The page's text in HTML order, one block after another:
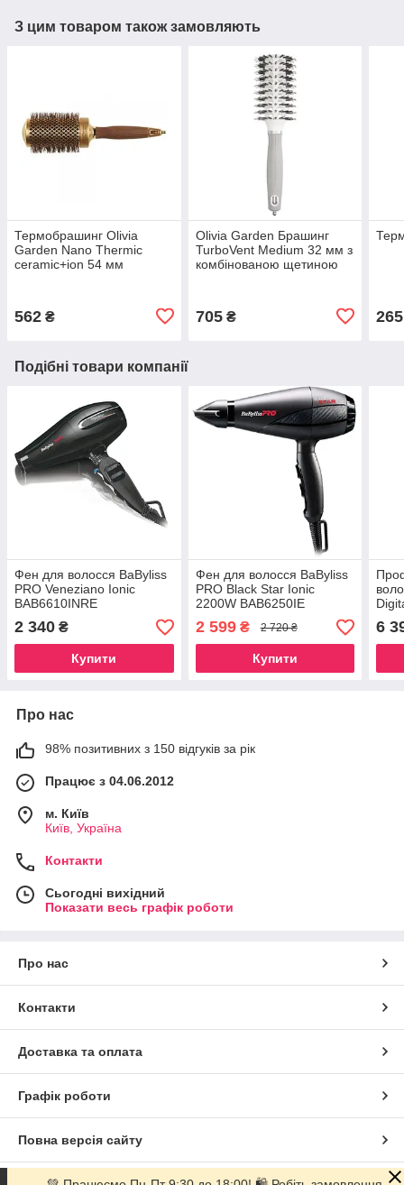
З цим товаром також замовляють
Термобрашинг Olivia
Garden Nano Thermic
ceramic+ion 54 мм
562 ₴
Olivia Garden Брашинг
TurboVent Medium 32 мм з
комбінованою щетиною
705₴ 265
Подібні товари компанії
Фен для волосся BaByliss
PRO Veneziano Ionic
BAB6610INRE
2 340 ₴
Купити
Фен для волосся BaByliss
PRO Black Star Ionic
2200W BAB6250IE
2 599₴ 2 720 ₴
Купити
6
Про нас
98% позитивних з 150 відгуків за рік
Працює з 04.06.2012
м. Київ
Київ, Україна
Контакти
Сьогодні вихідний
Показати весь графік роботи
Про нас
Контакти
Доставка та оплата
Графік роботи
Повна версія сайту